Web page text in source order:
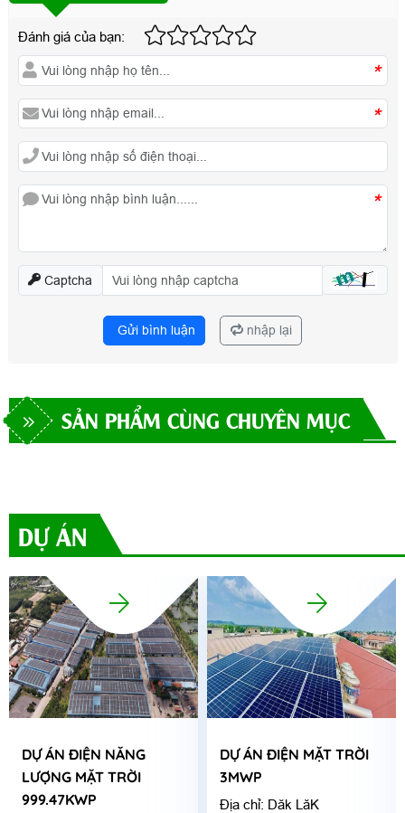
Đánh giá của bạn:
*
*
*
Captcha
Gửi bình luận nhập lại
SẢN PHẨM CÙNG CHUYÊN MỤC
DỰ ÁN
DỰ ÁN ĐIỆN NĂNG
LƯỢNG MẶT TRỜI
999.47KWP
DỰ ÁN ĐIỆN MẶT TRỜI
3MWP
Địa chỉ: Dăk LăK